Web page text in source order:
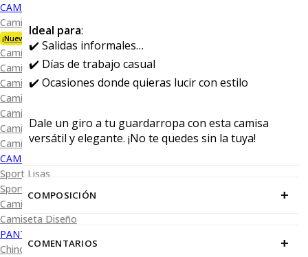
CAMISAS
Camisa Premium Bambú
¡Nueva Colección!
Camisa Blanca
Camisa Performance
Camisa Piqué
Camisa Oxford
Camisa Lisa y Textura
Camisa Diseño
Camisa Cuadro y Raya
CAMISA SPORT
Sport Lisas
Sport Diseño
Camiseta Lisa
Camiseta Diseño
PANTALÓN CASUAL
Chino
Ideal para:
✔️ Salidas informales
✔️ Días de trabajo casual
✔️ Ocasiones donde quieras lucir con estilo
Dale un giro a tu guardarropa con esta camisa
versátil y elegante. ¡No te quedes sin la tuya!
COMPOSICIÓN +
COMENTARIOS +